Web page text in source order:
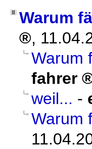
Warum
,
Warum
fahrer
weil... -
Warum